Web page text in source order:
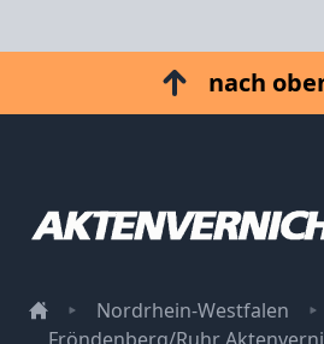
nach
Nordrhein-Westfalen